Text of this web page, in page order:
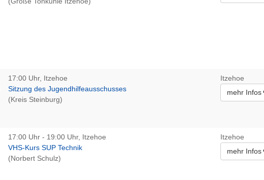
17:00 Uhr, Itzehoe
Sitzung des Jugendhilfeausschusses
(Kreis Steinburg)
Itzehoe
mehr Infos
17:00 Uhr - 19:00 Uhr, Itzehoe
VHS-Kurs SUP Technik
(Norbert Schulz)
Itzehoe
mehr Infos